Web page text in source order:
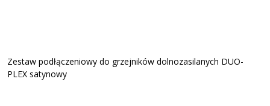
Zestaw podłączeniowy do grzejników dolnozasilanych DUO-
PLEX satynowy